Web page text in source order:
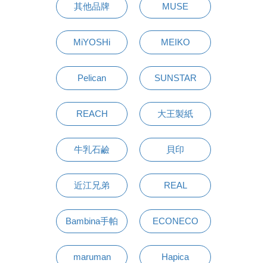
其他品牌 MUSE
MiYOSHi MEIKO
Pelican SUNSTAR
REACH 大王製紙
牛乳石鹼 貝印
近江兄弟 REAL
Bambina手帕 ECONECO
maruman Hapica